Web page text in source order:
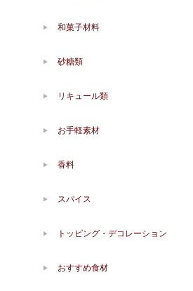
和菓子材料
砂糖類
リキュール類
お手軽素材
香料
スパイス
トッピング・デコレーション
おすすめ食材